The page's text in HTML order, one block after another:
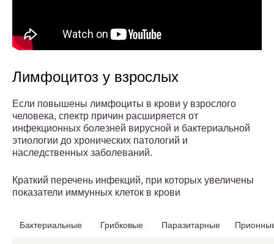
Лимфоцитоз у взрослых
Если повышены лимфоциты в крови у взрослого
человека, спектр причин расширяется от
инфекционных болезней вирусной и бактериальной
этиологии до хронических патологий и
наследственных заболеваний.
Краткий перечень инфекций, при которых увеличены
показатели иммунных клеток в крови
Бактериальные Грибковые Паразитарные